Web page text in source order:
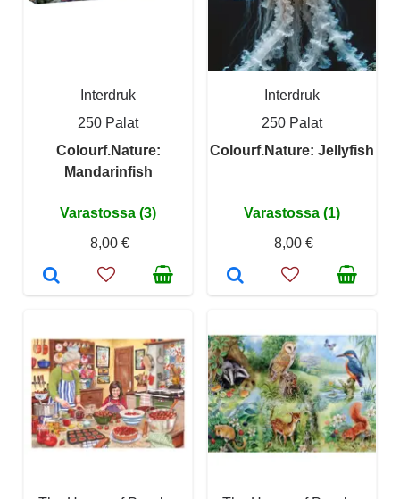
Interdruk
250 Palat
Colourf.Nature:
Mandarinfish
Varastossa (3)
8,00 €
Interdruk
250 Palat
Colourf.Nature: Jellyfish
Varastossa (1)
8,00 €